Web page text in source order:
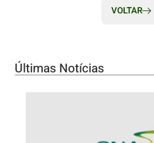
VOLTAR
Últimas Notícias